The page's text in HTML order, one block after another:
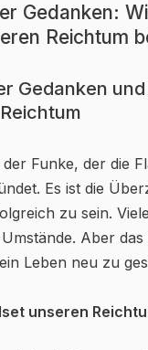
Gedanken:
Reichtum
Gedanken
Funke, der die
Es ist die
zu sein.
Aber das
Leben neu zu
unseren